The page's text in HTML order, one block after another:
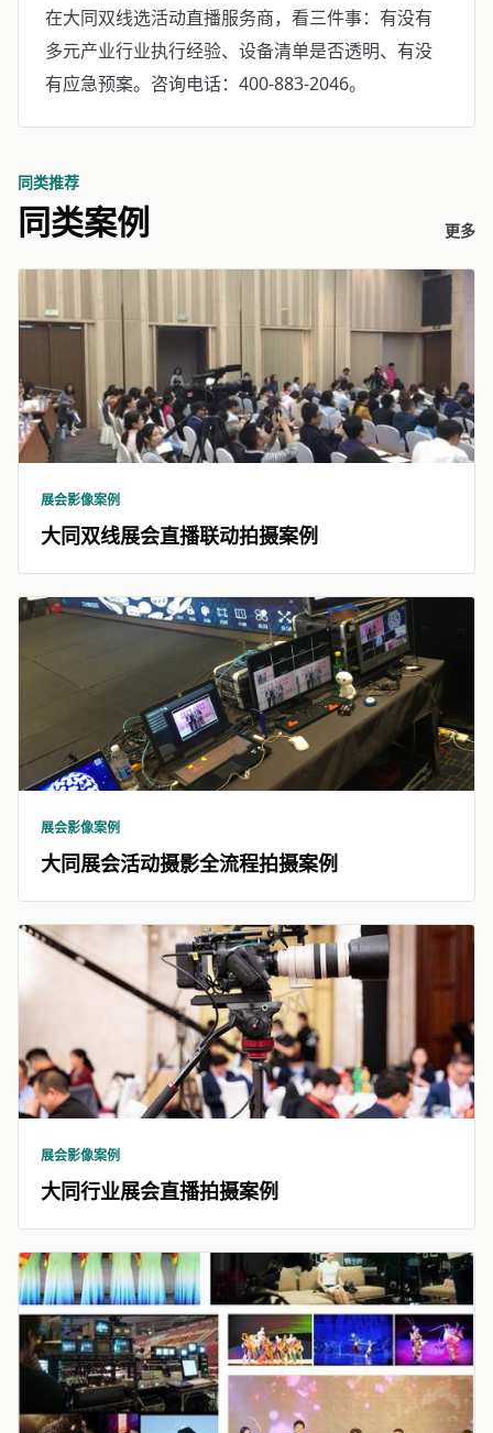
在大同双线选活动直播服务商，看三件事：有没有
多元产业行业执行经验、设备清单是否透明、有没
有应急预案。咨询电话：400-883-2046。
同类推荐
同类案例 更多
展会影像案例
大同双线展会直播联动拍摄案例
展会影像案例
大同展会活动摄影全流程拍摄案例
展会影像案例
大同行业展会直播拍摄案例